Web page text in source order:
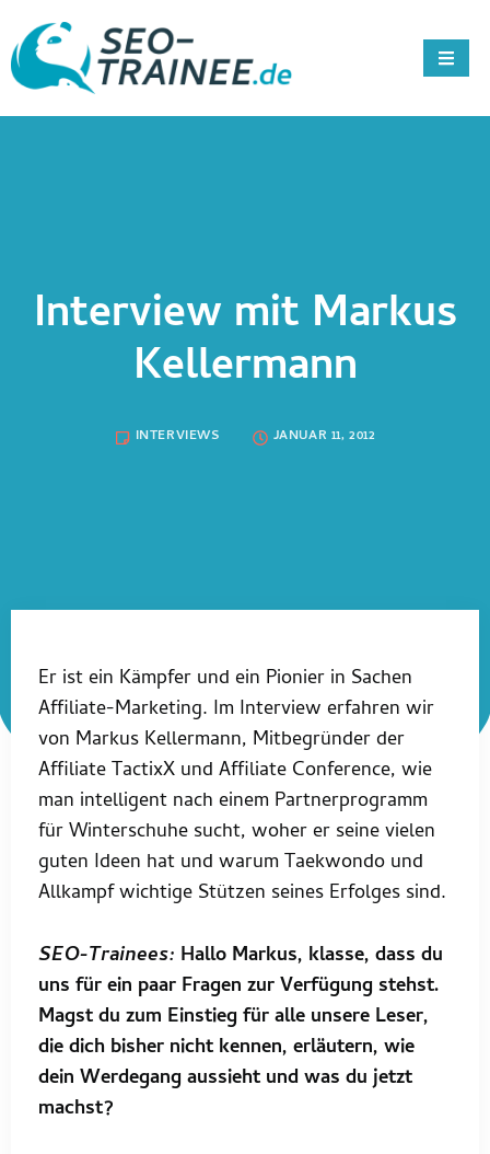
Interview mit Markus
Kellermann
INTERVIEWS JANUAR 11, 2012
Er ist ein Kämpfer und ein Pionier in Sachen
Affiliate-Marketing. Im Interview erfahren wir
von Markus Kellermann, Mitbegründer der
Affiliate TactixX und Affiliate Conference, wie
man intelligent nach einem Partnerprogramm
für Winterschuhe sucht, woher er seine vielen
guten Ideen hat und warum Taekwondo und
Allkampf wichtige Stützen seines Erfolges sind.
SEO-Trainees: Hallo Markus, klasse, dass du
uns für ein paar Fragen zur Verfügung stehst.
Magst du zum Einstieg für alle unsere Leser,
die dich bisher nicht kennen, erläutern, wie
dein Werdegang aussieht und was du jetzt
machst?